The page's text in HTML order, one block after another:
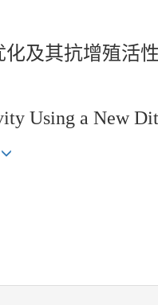
及其抗增殖活性
Using a New